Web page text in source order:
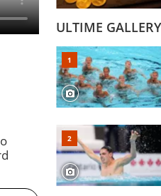
ULTIME GALLERY